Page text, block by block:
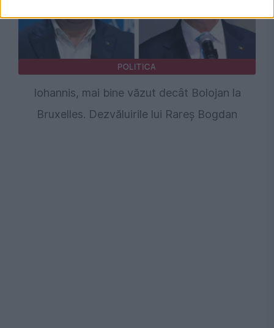
POLITICA
Iohannis, mai bine văzut decât Bolojan la
Bruxelles. Dezvăluirile lui Rareș Bogdan